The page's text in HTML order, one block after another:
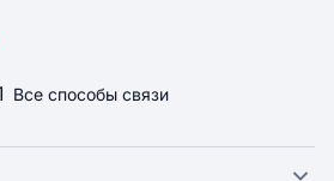
Все способы связи